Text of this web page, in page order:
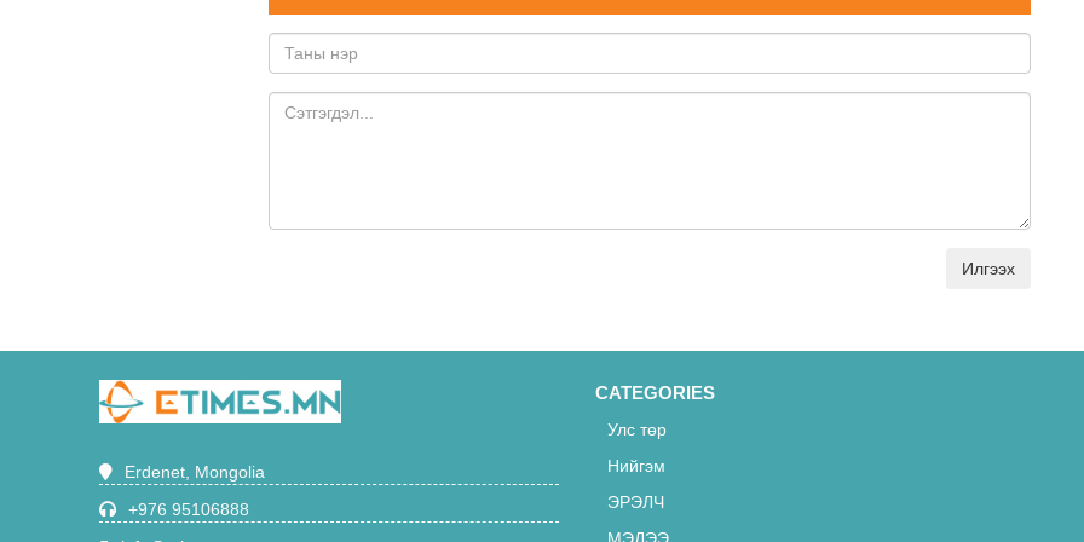
Илгээх
Erdenet, Mongolia
+976 95106888
CATEGORIES
Улс төр
Нийгэм
ЭРЭЛЧ